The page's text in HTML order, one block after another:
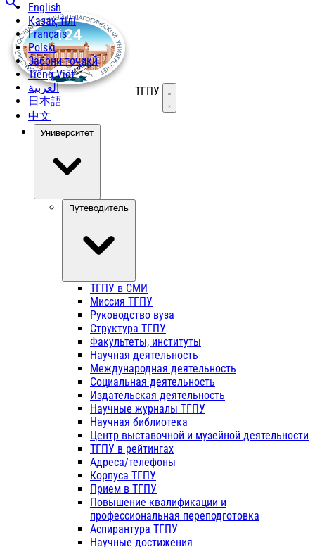
English
Қазақ тілі
Français
Polski
Забони тоҷикӣ
Tiếng Việt
العربية
日本語
中文
ТГПУ Открыть меню
Университет
Путеводитель
ТГПУ в СМИ
Миссия ТГПУ
Руководство вуза
Структура ТГПУ
Факультеты, институты
Научная деятельность
Международная деятельность
Социальная деятельность
Издательская деятельность
Научные журналы ТГПУ
Научная библиотека
Центр выставочной и музейной деятельности
ТГПУ в рейтингах
Адреса/телефоны
Корпуса ТГПУ
Прием в ТГПУ
Повышение квалификации и
профессиональная переподготовка
Аспирантура ТГПУ
Научные достижения